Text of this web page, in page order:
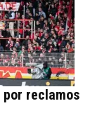
reclamos